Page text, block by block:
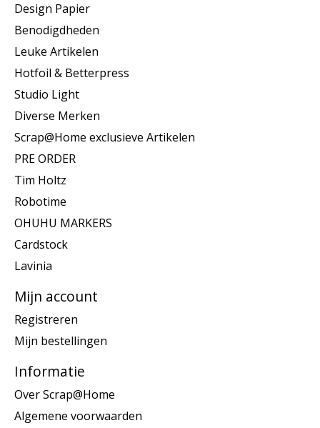
Design Papier
Benodigdheden
Leuke Artikelen
Hotfoil & Betterpress
Studio Light
Diverse Merken
Scrap@Home exclusieve Artikelen
PRE ORDER
Tim Holtz
Robotime
OHUHU MARKERS
Cardstock
Lavinia
Mijn account
Registreren
Mijn bestellingen
Informatie
Over Scrap@Home
Algemene voorwaarden